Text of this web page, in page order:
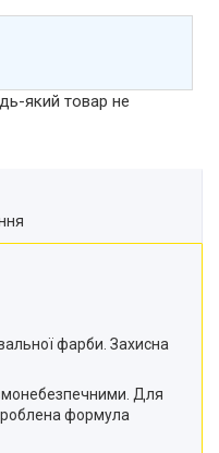
який товар не
фарби. Захисна
Для
формула